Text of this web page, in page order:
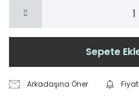
Sepete
Arkadaşına Öner